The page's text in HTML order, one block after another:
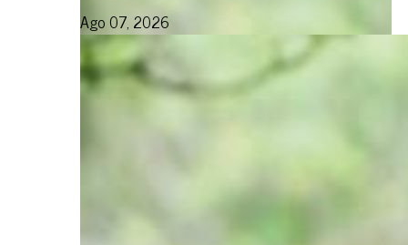
Ago 07, 2026